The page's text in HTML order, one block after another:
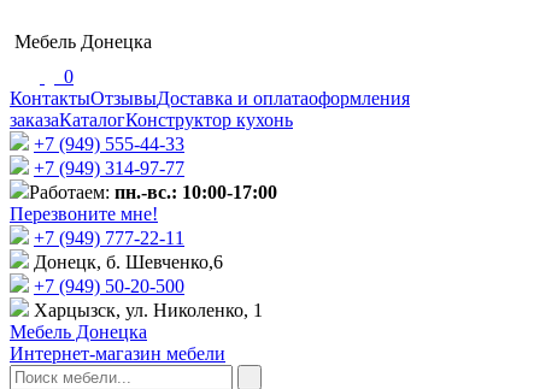
Мебель Донецка
0
КонтактыОтзывыДоставка и оплатаоформления
заказаКаталогКонструктор кухонь
+7 (949) 555-44-33
+7 (949) 314-97-77
Работаем: пн.-вс.: 10:00-17:00
Перезвоните мне!
+7 (‎949) 777-22-11
Донецк, б. Шевченко,6
+7 (949) 50-20-500
Харцызск, ул. Николенко, 1
Мебель Донецка
Интернет-магазин мебели